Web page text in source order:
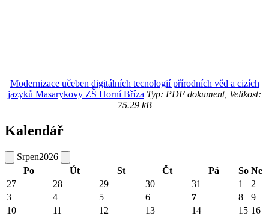
Modernizace učeben digitálních tecnologií přírodních věd a cizích
jazyků Masarykovy ZŠ Horní Bříza Typ: PDF dokument, Velikost:
75.29 kB
Kalendář
Srpen2026
Po
Út St Čt Pá So Ne
27
28 29 30 31 1
2
3
4 5 6 7 8
9
10
11 12 13 14 15 16